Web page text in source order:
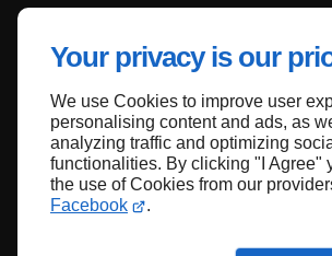
Your privacy is our
We use Cookies to improve user
personalising content and ads, as
analyzing traffic and optimizing
functionalities. By clicking "I Agree"
the use of Cookies from our
Facebook
.
Haut de page